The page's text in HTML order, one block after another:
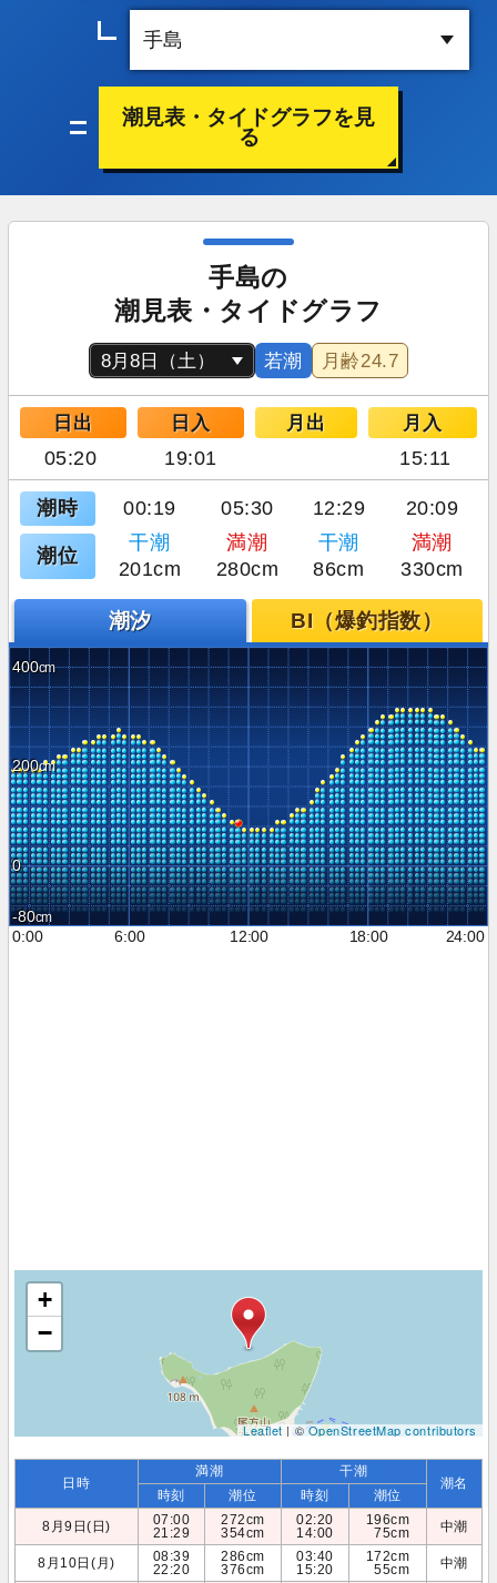
潮見表・タイドグラフを見
る
手島の
潮見表・タイドグラフ
若潮 月齢24.7
日出 日入 月出 月入
05:20 19:01 15:11
潮時 00:19 05:30 12:29 20:09
潮位
干潮 満潮 干潮
満潮
201cm
280cm 86cm 330cm
潮汐 BI（爆釣指数）
400
200
0
-80
0:00
6:00 12:00 18:00 24:00
+
−
Leaflet| ©OpenStreetMap contributors
日時
満潮 干潮
潮名
時刻 潮位 時刻
潮位
8月9日(日)
07:00
21:29
272cm
354cm
02:20
14:00
196cm
75cm
中潮
8月10日(月)
08:39
22:20
286cm
376cm
03:40
15:20
172cm
55cm
中潮